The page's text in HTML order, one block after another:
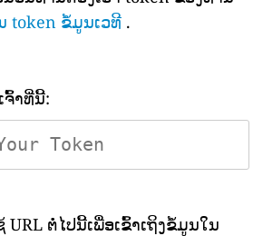
token ຂໍ້ມູນເວທີ .
ຈົ້າທີ່ນີ້:
ຕໍ່ໄປນີ້ເພື່ອເຂົ້າເຖິງຂໍ້ມູນໃນ